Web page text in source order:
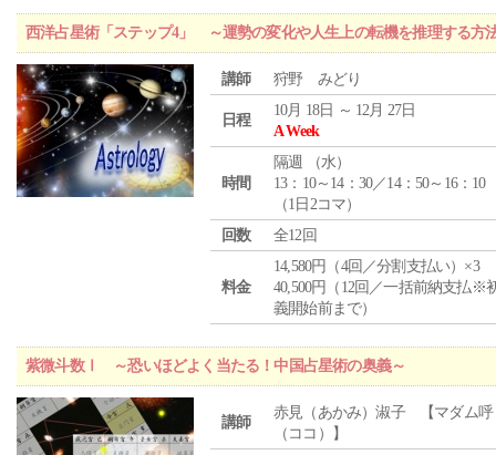
西洋占星術「ステップ4」 ～運勢の変化や人生上の転機を推理する方
講師 狩野 みどり
日程
10月 18日 ～ 12月 27日
A Week
時間
隔週 （水）
13：10～14：30／14：50～16：10
（1日2コマ）
回数
全12回
料金
14,580円（4回／分割支払い）×3
40,500円（12回／一括前納支払※
義開始前まで）
紫微斗数Ⅰ ～恐いほどよく当たる！中国占星術の奥義～
講師
赤見（あかみ）淑子 【マダム呼
（ココ）】